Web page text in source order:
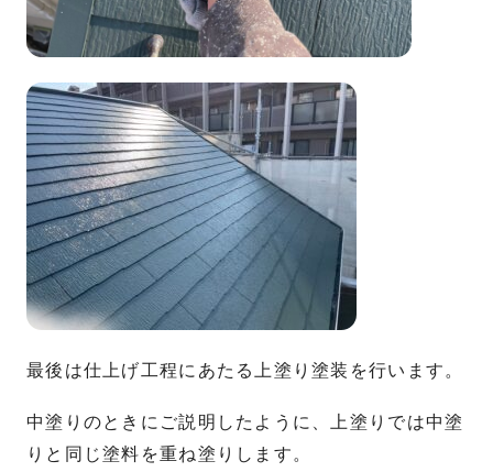
最後は仕上げ工程にあたる上塗り塗装を行います。
中塗りのときにご説明したように、上塗りでは中塗
りと同じ塗料を重ね塗りします。